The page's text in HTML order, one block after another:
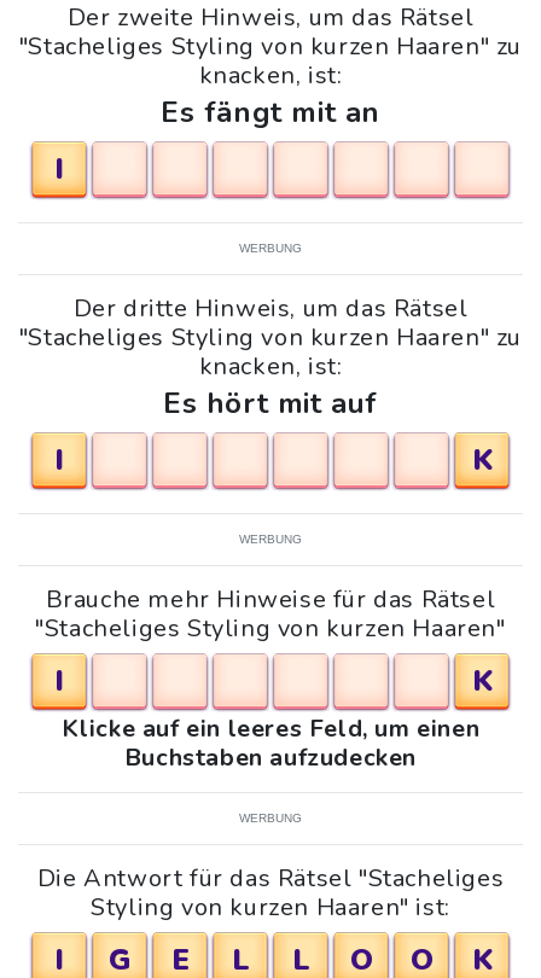
Der zweite Hinweis, um das Rätsel
"Stacheliges Styling von kurzen Haaren" zu
knacken, ist:
Es fängt mit an
I
WERBUNG
Der dritte Hinweis, um das Rätsel
"Stacheliges Styling von kurzen Haaren" zu
knacken, ist:
Es hört mit auf
I
K
WERBUNG
Brauche mehr Hinweise für das Rätsel
"Stacheliges Styling von kurzen Haaren"
I K
Klicke auf ein leeres Feld, um einen
Buchstaben aufzudecken
WERBUNG
Die Antwort für das Rätsel "Stacheliges
Styling von kurzen Haaren" ist:
I G E L L O O K